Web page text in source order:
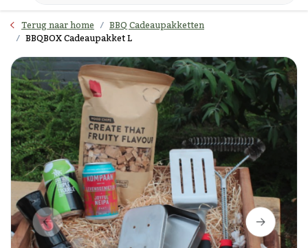
Terug naar home BBQ Cadeaupakketten
BBQBOX Cadeaupakket L